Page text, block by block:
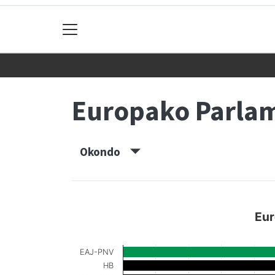
Europako
Okondo
EAJ-PNV
HB